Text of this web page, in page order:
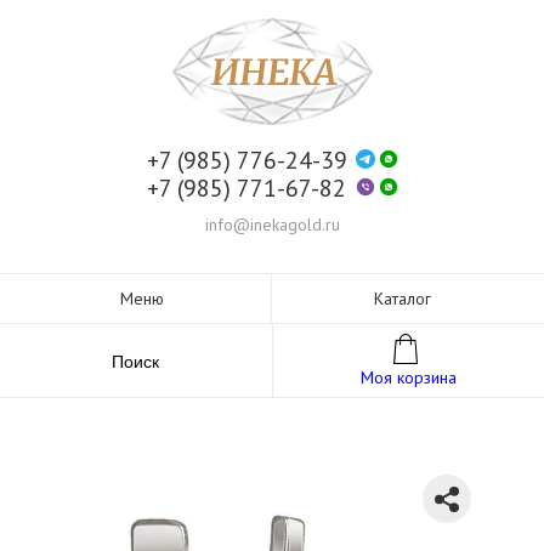
+7 (985) 776-24-39
+7 (985) 771-67-82
info@inekagold.ru
Меню Каталог
Поиск
Моя корзина